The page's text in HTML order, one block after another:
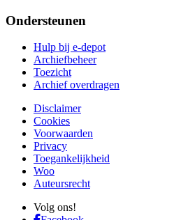
Ondersteunen
Hulp bij e-depot
Archiefbeheer
Toezicht
Archief overdragen
Disclaimer
Cookies
Voorwaarden
Privacy
Toegankelijkheid
Woo
Auteursrecht
Volg ons!